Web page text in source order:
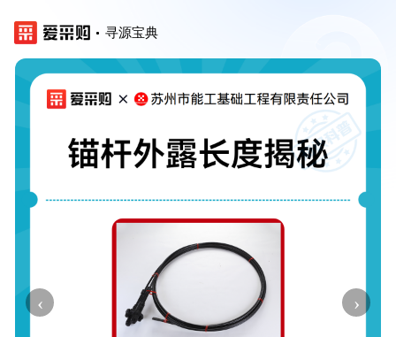
寻源宝典
‹ ›